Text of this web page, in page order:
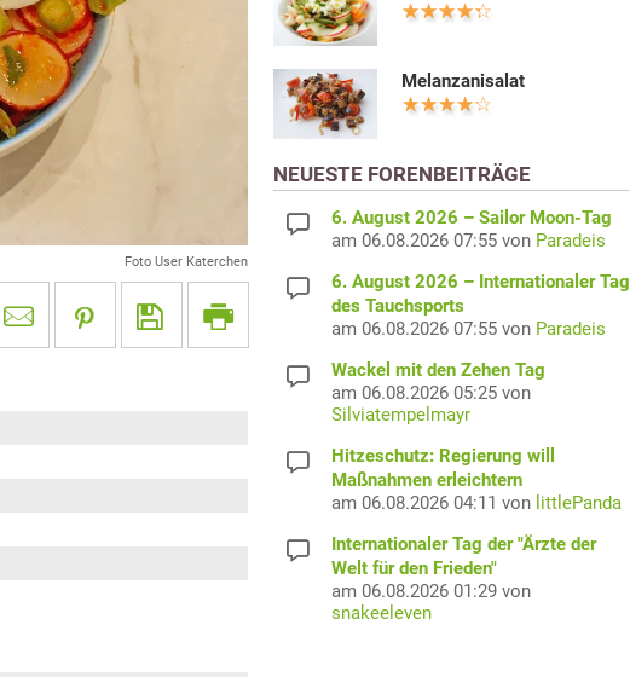
Foto User Katerchen
Melanzanisalat
NEUESTE FORENBEITRÄGE
6. August 2026 – Sailor Moon-Tag
am 06.08.2026 07:55 von Paradeis
6. August 2026 – Internationaler Tag
des Tauchsports
am 06.08.2026 07:55 von Paradeis
Wackel mit den Zehen Tag
am 06.08.2026 05:25 von
Silviatempelmayr
Hitzeschutz: Regierung will
Maßnahmen erleichtern
am 06.08.2026 04:11 von littlePanda
Internationaler Tag der "Ärzte der
Welt für den Frieden"
am 06.08.2026 01:29 von
snakeeleven